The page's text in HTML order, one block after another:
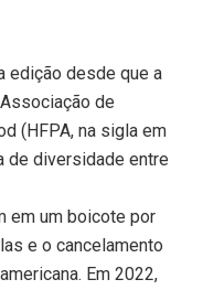
edição desde que a
de
(HFPA, na sigla em
de diversidade entre
em um boicote por
e o cancelamento
Em 2022,